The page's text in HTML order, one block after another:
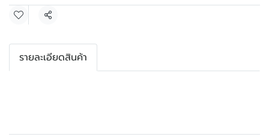
แชร์
รายละเอียดสินค้า